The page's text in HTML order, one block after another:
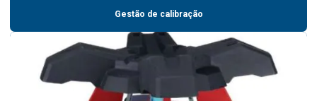
Gestão de calibração